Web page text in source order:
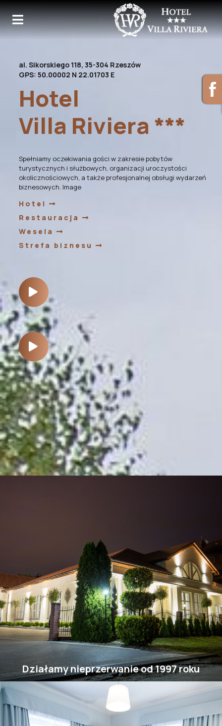
al. Sikorskiego 118, 35-304 Rzeszów
GPS: 50.00002 N 22.01703 E
Hotel
Villa Riviera ***
Spełniamy oczekiwania gości w zakresie pobytów
turystycznych i służbowych, organizacji uroczystości
okolicznościowych, a także profesjonalnej obsługi wydarzeń
biznesowych. Image
Hotel
Restauracja
Wesela
Strefa biznesu
Działamy nieprzerwanie od 1997 roku